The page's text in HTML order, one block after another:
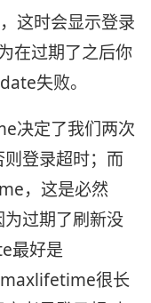
这时会显示登录
在过期了之后你
失败。
决定了我们两次
登录超时；而
，这是必然
过期了刷新没
最好是
很长